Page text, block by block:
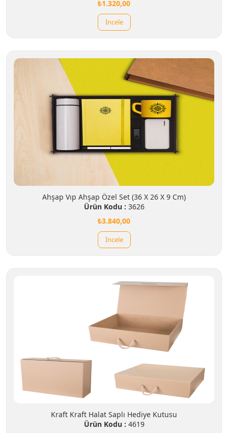
₺1.320,00
İncele
Ahşap Vıp Ahşap Özel Set (36 X 26 X 9 Cm)
Ürün Kodu : 3626
₺3.840,00
İncele
Kraft Kraft Halat Saplı Hediye Kutusu
Ürün Kodu : 4619